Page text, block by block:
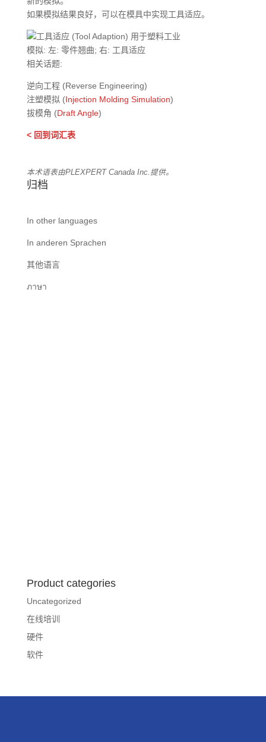
如果模拟结果良好，可以在模具中实现工具适应。
模拟: 左: 零件翘曲; 右: 工具适应
相关话题:
逆向工程 (Reverse Engineering)
注塑模拟 (Injection Molding Simulation)
拔模角 (Draft Angle)
< 回到词汇表
本术语表由PLEXPERT Canada Inc.提供。
归档
In other languages
In anderen Sprachen
其他语言
ภาษา
Product categories
Uncategorized
在线培训
硬件
软件